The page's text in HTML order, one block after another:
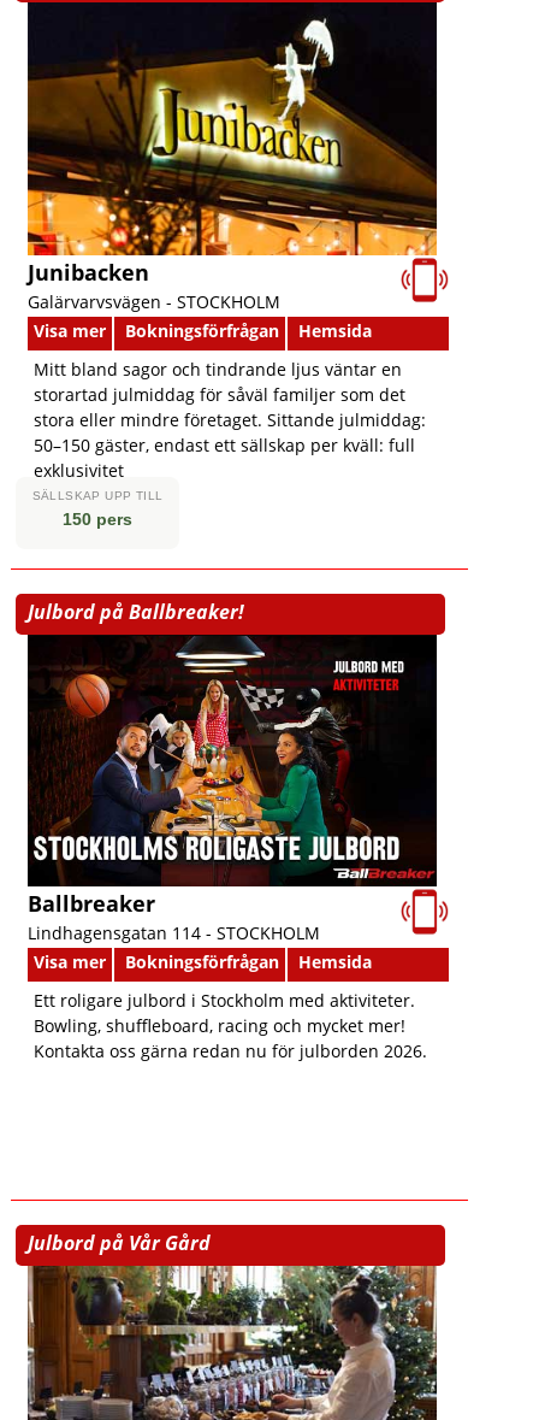
Junibacken
Galärvarvsvägen - STOCKHOLM
Visa mer
Bokningsförfrågan
Hemsida
Mitt bland sagor och tindrande ljus väntar en
storartad julmiddag för såväl familjer som det
stora eller mindre företaget. Sittande julmiddag:
50–150 gäster, endast ett sällskap per kväll: full
exklusivitet
SÄLLSKAP UPP TILL
150 pers
Julbord på Ballbreaker!
Ballbreaker
Lindhagensgatan 114 - STOCKHOLM
Visa mer
Bokningsförfrågan
Hemsida
Ett roligare julbord i Stockholm med aktiviteter.
Bowling, shuffleboard, racing och mycket mer!
Kontakta oss gärna redan nu för julborden 2026.
Julbord på Vår Gård